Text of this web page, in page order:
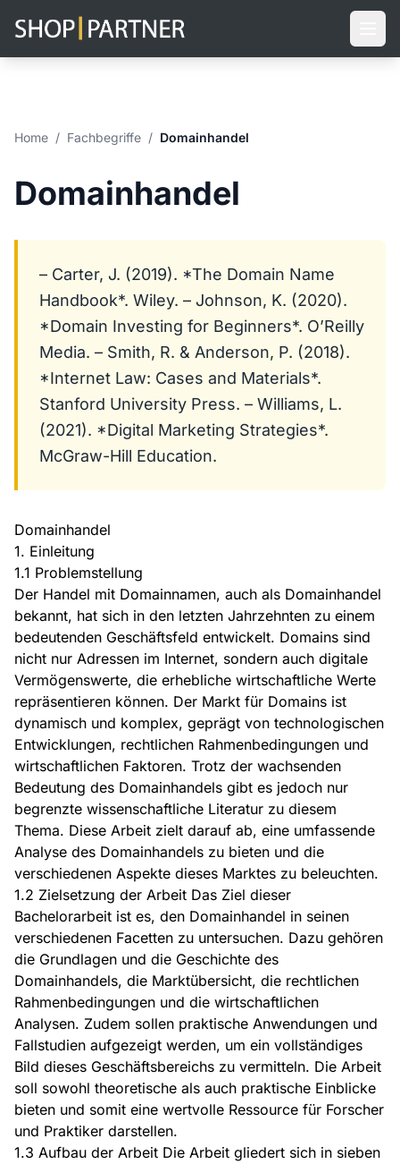
Home / Fachbegriffe / Domainhandel
Domainhandel
– Carter, J. (2019). *The Domain Name
Handbook*. Wiley. – Johnson, K. (2020).
*Domain Investing for Beginners*. O’Reilly
Media. – Smith, R. & Anderson, P. (2018).
*Internet Law: Cases and Materials*.
Stanford University Press. – Williams, L.
(2021). *Digital Marketing Strategies*.
McGraw-Hill Education.
Domainhandel
1. Einleitung
1.1 Problemstellung
Der Handel mit Domainnamen, auch als Domainhandel
bekannt, hat sich in den letzten Jahrzehnten zu einem
bedeutenden Geschäftsfeld entwickelt. Domains sind
nicht nur Adressen im Internet, sondern auch digitale
Vermögenswerte, die erhebliche wirtschaftliche Werte
repräsentieren können. Der Markt für Domains ist
dynamisch und komplex, geprägt von technologischen
Entwicklungen, rechtlichen Rahmenbedingungen und
wirtschaftlichen Faktoren. Trotz der wachsenden
Bedeutung des Domainhandels gibt es jedoch nur
begrenzte wissenschaftliche Literatur zu diesem
Thema. Diese Arbeit zielt darauf ab, eine umfassende
Analyse des Domainhandels zu bieten und die
verschiedenen Aspekte dieses Marktes zu beleuchten.
1.2 Zielsetzung der Arbeit Das Ziel dieser
Bachelorarbeit ist es, den Domainhandel in seinen
verschiedenen Facetten zu untersuchen. Dazu gehören
die Grundlagen und die Geschichte des
Domainhandels, die Marktübersicht, die rechtlichen
Rahmenbedingungen und die wirtschaftlichen
Analysen. Zudem sollen praktische Anwendungen und
Fallstudien aufgezeigt werden, um ein vollständiges
Bild dieses Geschäftsbereichs zu vermitteln. Die Arbeit
soll sowohl theoretische als auch praktische Einblicke
bieten und somit eine wertvolle Ressource für Forscher
und Praktiker darstellen.
1.3 Aufbau der Arbeit Die Arbeit gliedert sich in sieben